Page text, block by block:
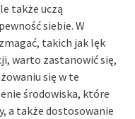
także uczą
siebie. W
takich jak lęk
warto zastanowić się,
się w te
środowiska, które
a także dostosowanie